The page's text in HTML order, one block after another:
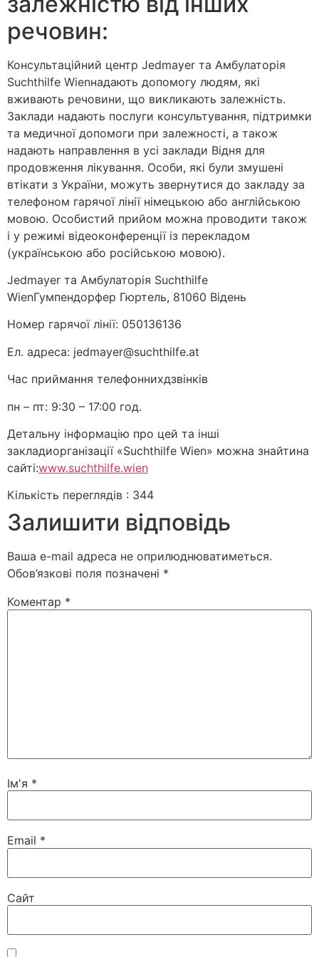
речовин:
Консультаційний центр Jedmayer та Амбулаторія
Suchthilfe Wienнадають допомогу людям, які
вживають речовини, що викликають залежність.
Заклади надають послуги консультування, підтримки
та медичної допомоги при залежності, а також
надають направлення в усі заклади Відня для
продовження лікування. Особи, які були змушені
втікати з України, можуть звернутися до закладу за
телефоном гарячої лінії німецькою або англійською
мовою. Особистий прийом можна проводити також
і у режимі відеоконференції із перекладом
(українською або російською мовою).
Jedmayer та Амбулаторія Suchthilfe
WienГумпендорфер Гюртель, 81060 Відень
Номер гарячої лінії: 050136136
Ел. адреса: jedmayer@suchthilfe.at
Час приймання телефоннихдзвінків
пн – пт: 9:30 – 17:00 год.
Детальну інформацію про цей та інші
закладиорганізації «Suchthilfe Wien» можна знайтина
сайті:www.suchthilfe.wien
Кількість переглядів : 344
Залишити відповідь
Ваша e-mail адреса не оприлюднюватиметься.
Обов’язкові поля позначені *
Коментар *
Ім'я *
Email *
Сайт